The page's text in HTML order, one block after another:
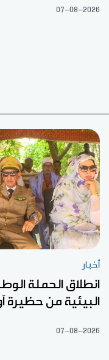
07-08-2026
أخبار
انطلاق الحملة
البيئية من حظيرة
07-08-2026